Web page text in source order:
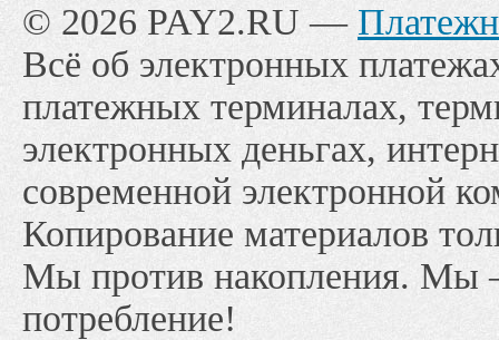
© 2026 PAY2.RU —
Всё об электронных
платежных терминалах,
электронных деньгах,
современной электронной
Копирование материалов
Мы против накопления. Мы
потребление!